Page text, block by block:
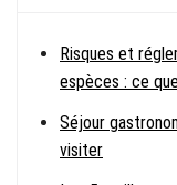
Risques et
espèces : ce
Séjour
visiter